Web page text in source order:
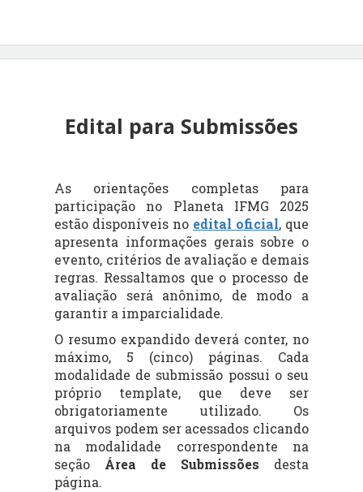
Edital para Submissões
As orientações completas para
participação no Planeta IFMG 2025
estão disponíveis no edital oficial, que
apresenta informações gerais sobre o
evento, critérios de avaliação e demais
regras. Ressaltamos que o processo de
avaliação será anônimo, de modo a
garantir a imparcialidade.
O resumo expandido deverá conter, no
máximo, 5 (cinco) páginas. Cada
modalidade de submissão possui o seu
próprio template, que deve ser
obrigatoriamente utilizado. Os
arquivos podem ser acessados clicando
na modalidade correspondente na
seção Área de Submissões desta
página.